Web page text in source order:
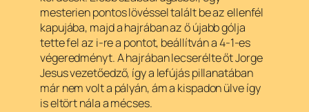
mesterien pontos lövéssel talált be az ellenfél
kapujába, majd a hajrában az ő újabb gólja
tette fel az i-re a pontot, beállítván a 4-1-es
végeredményt. A hajrában lecserélte őt Jorge
Jesus vezetőedző, így a lefújás pillanatában
már nem volt a pályán, ám a kispadon ülve így
is eltört nála a mécses.